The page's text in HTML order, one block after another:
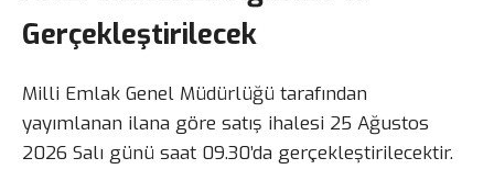
Gerçekleştirilecek
Milli Emlak Genel Müdürlüğü tarafından
yayımlanan ilana göre satış ihalesi 25 Ağustos
2026 Salı günü saat 09.30’da gerçekleştirilecektir.